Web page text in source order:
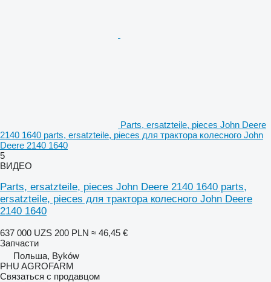
Parts, ersatzteile, pieces John Deere
2140 1640 parts, ersatzteile, pieces для трактора колесного John
Deere 2140 1640
5
ВИДЕО
Parts, ersatzteile, pieces John Deere 2140 1640 parts,
ersatzteile, pieces для трактора колесного John Deere
2140 1640
637 000 UZS 200 PLN ≈ 46,45 €
Запчасти
Польша, Byków
PHU AGROFARM
Связаться с продавцом